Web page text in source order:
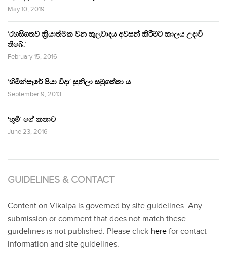
May 10, 2019
‘රහසිගතව ක්‍රියාත්මක වන කුලවාදය අවසන් කිරීමට කාලය උදාවී
තිබේ.’
February 15, 2016
‘හිමින්සැරේ පියා විදා‘ සුනිලා සමුගත්තා ය.
September 9, 2013
‘භූමි’ ගේ කතාව
June 23, 2016
GUIDELINES & CONTACT
Content on Vikalpa is governed by site guidelines. Any
submission or comment that does not match these
guidelines is not published. Please click here for contact
information and site guidelines.